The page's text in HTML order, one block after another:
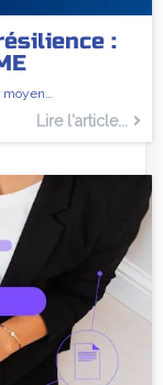
:
moyen…
Lire l'article...